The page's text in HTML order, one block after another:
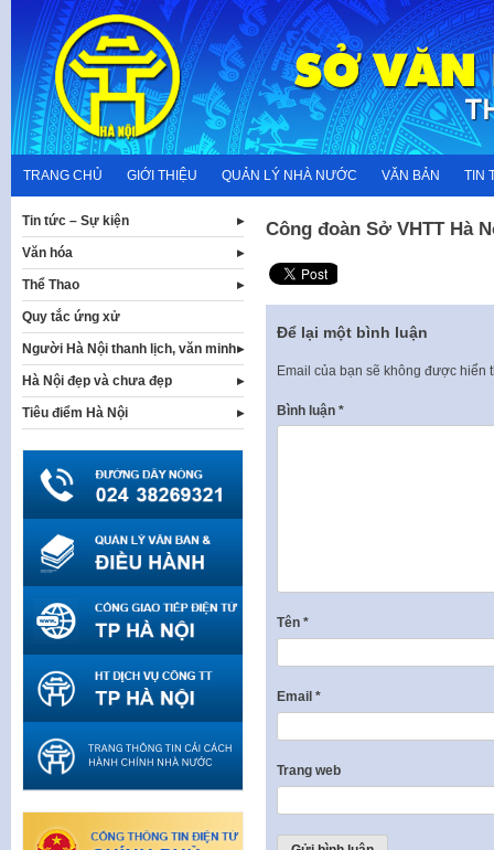
content
TRANG CHỦ GIỚI THIỆU QUẢN LÝ NHÀ NƯỚC VĂN BẢN TIN
Công đoàn Sở VHTT Hà
Để lại một bình luận
Email của bạn sẽ không được hiển
Bình luận *
Tên *
Email *
Trang web
Tin tức – Sự kiện
Văn hóa
Thể Thao
Quy tắc ứng xử
Người Hà Nội thanh lịch, văn minh
Hà Nội đẹp và chưa đẹp
Tiêu điểm Hà Nội